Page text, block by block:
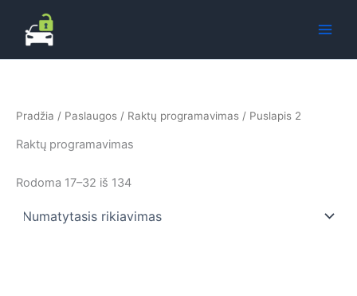
turinio
Pradžia / Paslaugos / Raktų programavimas / Puslapis 2
Raktų programavimas
Rodoma 17–32 iš 134